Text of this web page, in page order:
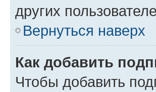
других
Вернуться наверх
Как добавить
Чтобы добавить